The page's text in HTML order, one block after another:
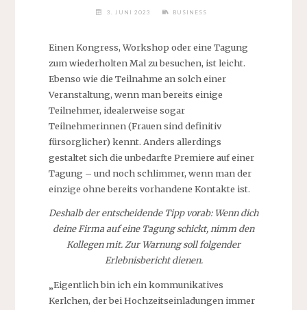
3. JUNI 2023 BUSINESS
Einen Kongress, Workshop oder eine Tagung
zum wiederholten Mal zu besuchen, ist leicht.
Ebenso wie die Teilnahme an solch einer
Veranstaltung, wenn man bereits einige
Teilnehmer, idealerweise sogar
Teilnehmerinnen (Frauen sind definitiv
fürsorglicher) kennt. Anders allerdings
gestaltet sich die unbedarfte Premiere auf einer
Tagung – und noch schlimmer, wenn man der
einzige ohne bereits vorhandene Kontakte ist.
Deshalb der entscheidende Tipp vorab: Wenn dich
deine Firma auf eine Tagung schickt, nimm den
Kollegen mit. Zur Warnung soll folgender
Erlebnisbericht dienen.
„Eigentlich bin ich ein kommunikatives
Kerlchen, der bei Hochzeitseinladungen immer